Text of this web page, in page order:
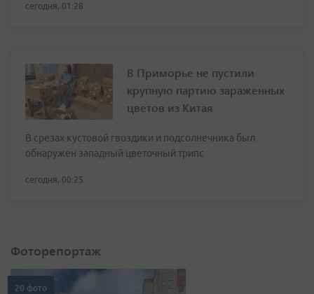
сегодня, 01:28
В Приморье не пустили
крупную партию зараженных
цветов из Китая
В срезах кустовой гвоздики и подсолнечника был
обнаружен западный цветочный трипс
сегодня, 00:25
Фоторепортаж
20 фото